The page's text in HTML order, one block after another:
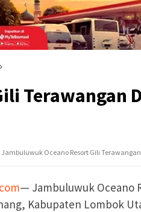
Terawangan
Oceano Resort Gili
— Jambuluwuk Oceano
Kabupaten Lombok